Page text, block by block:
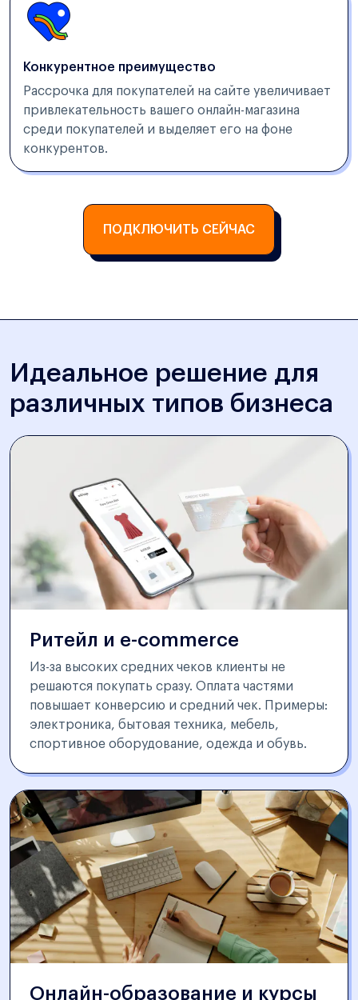
Конкурентное преимущество
Рассрочка для покупателей на сайте увеличивает
привлекательность вашего онлайн-магазина
среди покупателей и выделяет его на фоне
конкурентов.
ПОДКЛЮЧИТЬ СЕЙЧАС
Идеальное решение для
различных типов бизнеса
Ритейл и e-commerce
Из-за высоких средних чеков клиенты не
решаются покупать сразу. Оплата частями
повышает конверсию и средний чек. Примеры:
электроника, бытовая техника, мебель,
спортивное оборудование, одежда и обувь.
Онлайн-образование и курсы